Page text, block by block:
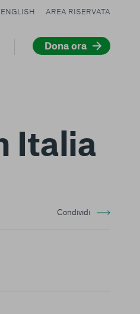
Dona ora
ENGLISH AREA RISERVATA
Italia
Condividi